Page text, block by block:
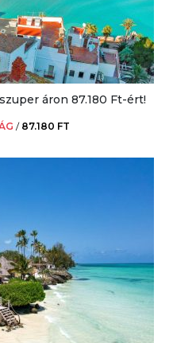
áron 87.180 Ft-ért!
/ 87.180 FT